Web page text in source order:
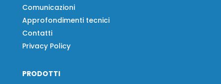
Comunicazioni
Approfondimenti tecnici
Contatti
Privacy Policy
PRODOTTI